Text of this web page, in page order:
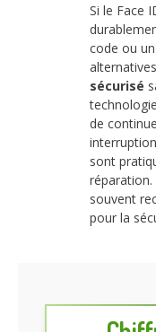
Si le Face
code ou
sécurisé
de
sont
souvent
pour la